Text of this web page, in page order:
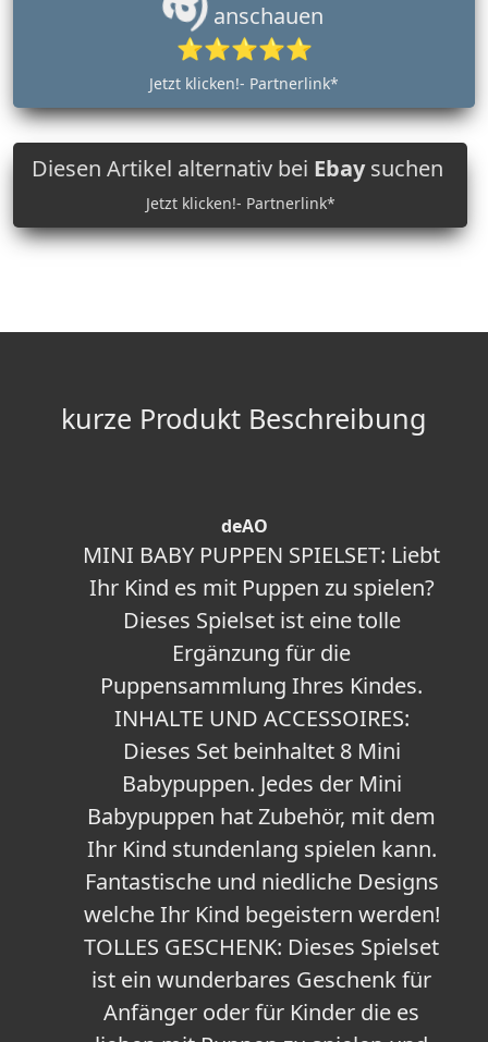
anschauen
⭐⭐⭐⭐⭐
Jetzt klicken!- Partnerlink*
Diesen Artikel alternativ bei Ebaysuchen
Jetzt klicken!- Partnerlink*
kurze Produkt Beschreibung
deAO
MINI BABY PUPPEN SPIELSET: Liebt
Ihr Kind es mit Puppen zu spielen?
Dieses Spielset ist eine tolle
Ergänzung für die
Puppensammlung Ihres Kindes.
INHALTE UND ACCESSOIRES:
Dieses Set beinhaltet 8 Mini
Babypuppen. Jedes der Mini
Babypuppen hat Zubehör, mit dem
Ihr Kind stundenlang spielen kann.
Fantastische und niedliche Designs
welche Ihr Kind begeistern werden!
TOLLES GESCHENK: Dieses Spielset
ist ein wunderbares Geschenk für
Anfänger oder für Kinder die es